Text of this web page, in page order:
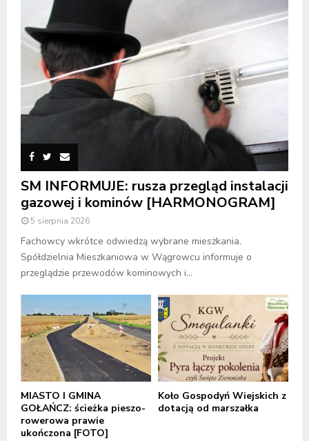
SM INFORMUJE: rusza przegląd instalacji
gazowej i kominów [HARMONOGRAM]
5 sierpnia 2026
Fachowcy wkrótce odwiedzą wybrane mieszkania.
Spółdzielnia Mieszkaniowa w Wągrowcu informuje o
przeglądzie przewodów kominowych i...
MIASTO I GMINA
GOŁAŃCZ: ścieżka pieszo-
rowerowa prawie
ukończona [FOTO]
Koło Gospodyń Wiejskich z
dotacją od marszałka